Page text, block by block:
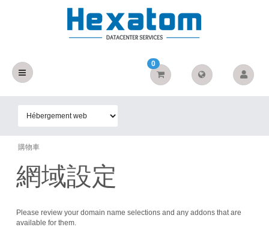
0
購物車
網域設定
Please review your domain name selections and any addons that are
available for them.